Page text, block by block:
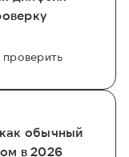
обычный
в 2026